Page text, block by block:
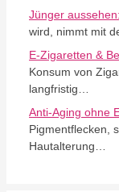
Jünger
wird, nimmt mit
E-Zigaretten &
Konsum von
langfristig…
Anti-Aging ohne
Pigmentflecken,
Hautalterung…